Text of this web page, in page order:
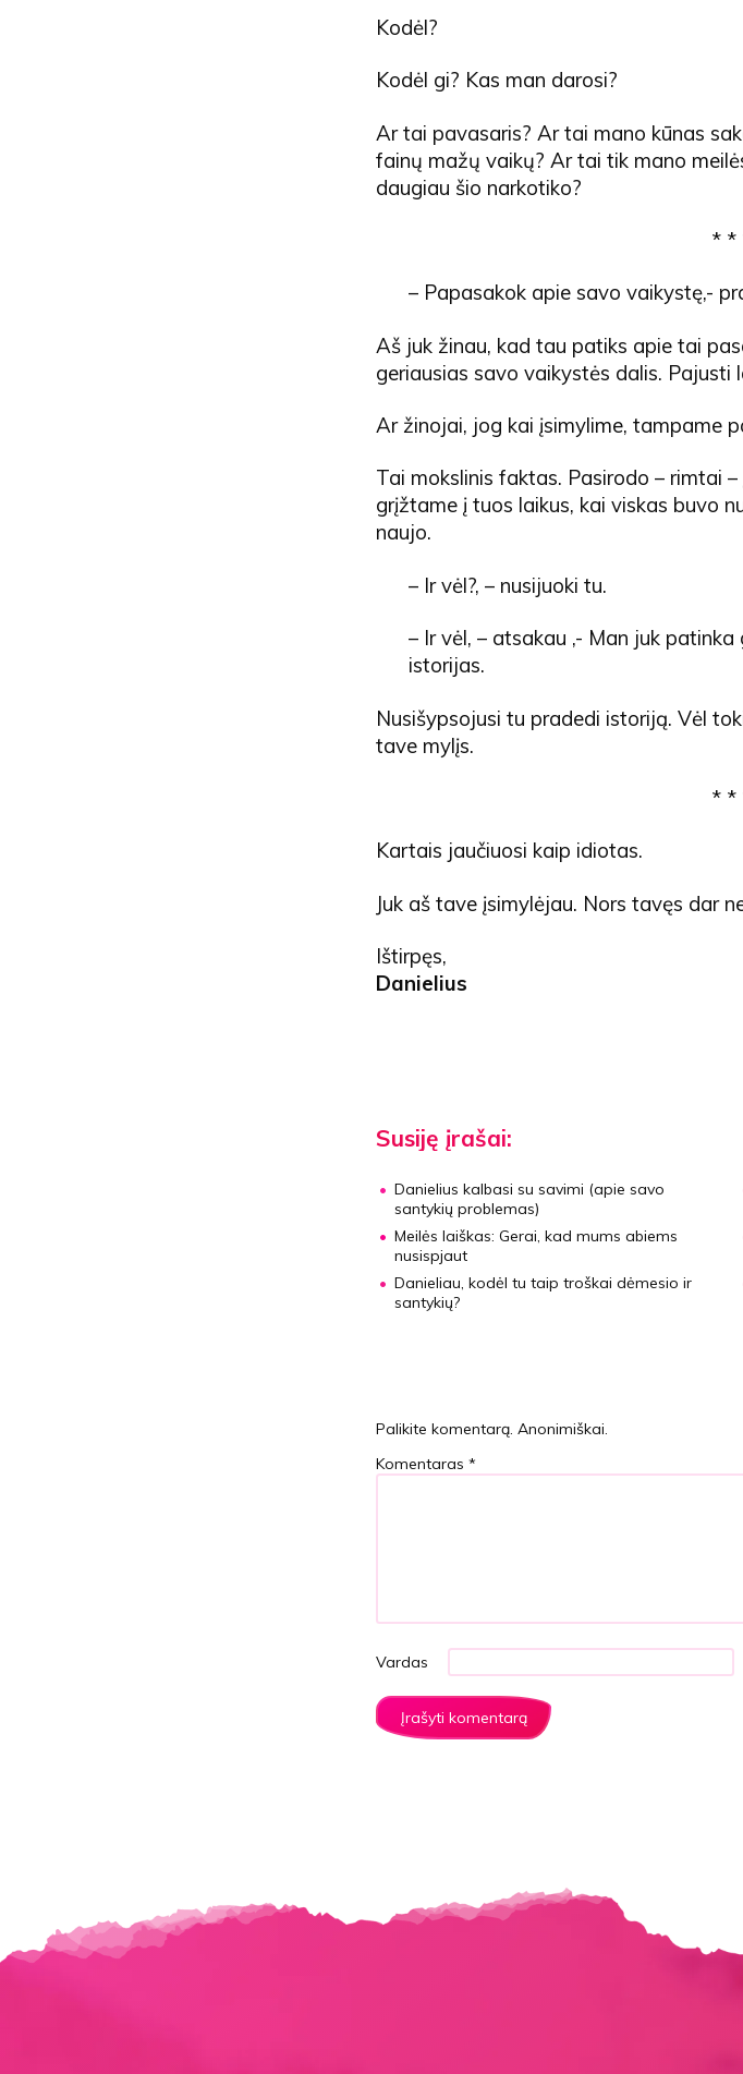
Kodėl?
Kodėl gi? Kas man darosi?
Ar tai pavasaris? Ar tai mano kūnas
fainų mažų vaikų? Ar tai tik mano
daugiau šio narkotiko?
* *
– Papasakok apie savo vaikystę,-
Aš juk žinau, kad tau patiks apie tai
geriausias savo vaikystės dalis. Pajusti
Ar žinojai, jog kai įsimylime, tampame
Tai mokslinis faktas. Pasirodo – rimtai
grįžtame į tuos laikus, kai viskas buvo
naujo.
– Ir vėl?, – nusijuoki tu.
– Ir vėl, – atsakau ,- Man juk
istorijas.
Nusišypsojusi tu pradedi istoriją. Vėl
tave mylįs.
* *
Kartais jaučiuosi kaip idiotas.
Juk aš tave įsimylėjau. Nors tavęs dar
Ištirpęs,
Danielius
Susiję įrašai:
Danielius kalbasi su savimi (apie savo
santykių problemas)
Meilės laiškas: Gerai, kad mums abiems
nusispjaut
Danieliau, kodėl tu taip troškai dėmesio ir
santykių?
Palikite komentarą. Anonimiškai.
Komentaras *
Vardas